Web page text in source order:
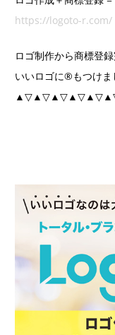
https://logoto-r.com/
ロゴ制作から商標登
いいロゴに®もつけま